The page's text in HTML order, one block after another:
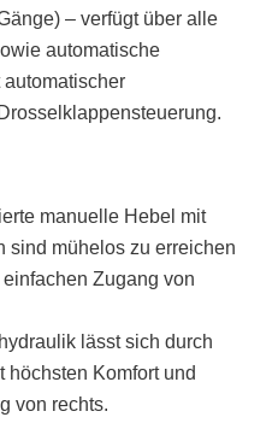
– verfügt über alle
automatische
manuelle Hebel mit
sind mühelos zu erreichen
Zugang von
lässt sich durch
höchsten Komfort und
von rechts.